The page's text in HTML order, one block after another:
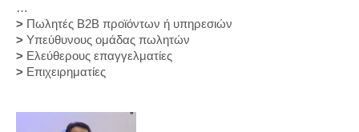
…
> Πωλητές Β2Β προϊόντων ή υπηρεσιών
> Υπεύθυνους ομάδας πωλητών
> Ελεύθερους επαγγελματίες
> Επιχειρηματίες